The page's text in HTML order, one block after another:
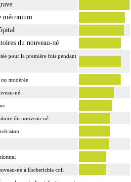
méconium
du nouveau-né
pour la première fois pendant
modérée
né
du nouveau-né
né à Escherichia coli